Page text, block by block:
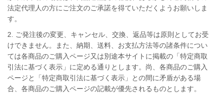
法定代理人の方にご注文のご承諾を得ていただくようお願いしま
す。
2. ご発注後の変更、キャンセル、交換、返品等は原則としてお受
けできません。また、納期、送料、お支払方法等の諸条件につい
ては各商品のご購入ページ又は別途本サイトに掲載の「特定商取
引法に基づく表示」に定める通りとします。尚、各商品のご購入
ページと「特定商取引法に基づく表示」との間に矛盾がある場
合、各商品のご購入ページの記載が優先されるものとします。